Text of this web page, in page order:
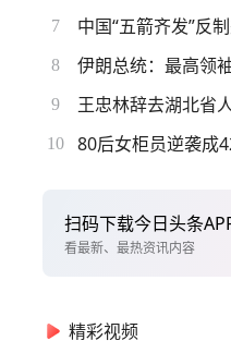
7 中国“五箭齐发”反
8 伊朗总统：最高领
9 王忠林辞去湖北省
10 80后女柜员逆袭成
扫码下载今日头条
看最新、最热资讯内容
精彩视频